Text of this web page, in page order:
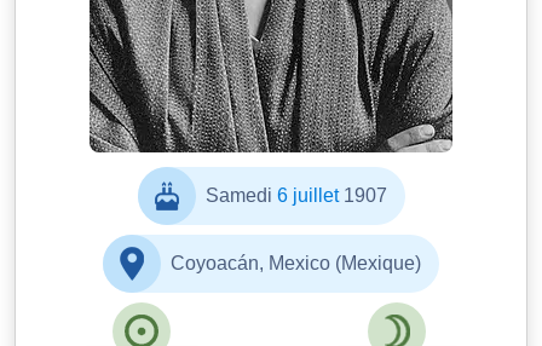
Guillermo Kahlo
Samedi 6 juillet1907
Coyoacán, Mexico (Mexique)